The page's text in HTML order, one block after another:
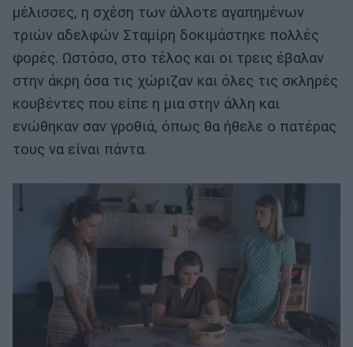
μέλισσες, η σχέση των άλλοτε αγαπημένων
τριών αδελ­φών Σταμίρη δοκιμάστηκε πολλές
φορές. Ωστόσο, στο τέλος και οι τρεις έβαλαν
στην άκρη όσα τις χώριζαν και όλες τις σκληρές
κου­βέντες που είπε η μια στην άλλη και
ενώθηκαν σαν γροθιά, όπως θα ήθελε ο πατέρας
τους να είναι πάντα.